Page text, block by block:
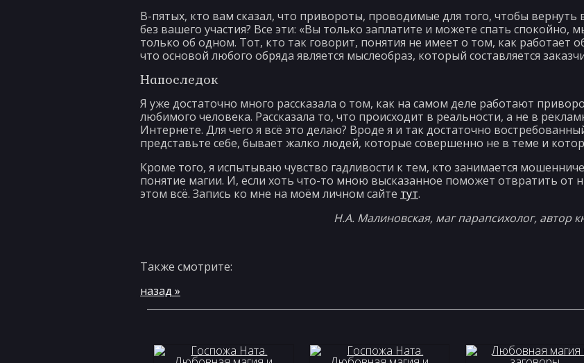
В-пятых, кто вам сказал, что привороты, проводимые для того, чтобы
без вашего участия? Все эти: «Вы только заплатите и можете спать спокойно,
только об одном. Тот, кто так говорит, понятия не имеет о том, как работает
что основой любого обряда является мыслеобраз, который составляется
Напоследок
Я уже достаточно много рассказала о том, как на самом деле работают
любимого человека. Рассказала то, что происходит в реальности, а не в
Интернете. Для чего я всё это делаю? Вроде я и так достаточно
представьте себе, бывает жалко людей, которые совершенно не в теме и
Кроме того, я испытываю чувство гадливости к тем, кто занимается
понятие магии. И, если хоть что-то мною высказанное поможет отвратить от
этом всё. Запись ко мне на моём личном сайте тут.
Н.А. Малиновская, маг парапсихолог, автор
Также смотрите:
назад »